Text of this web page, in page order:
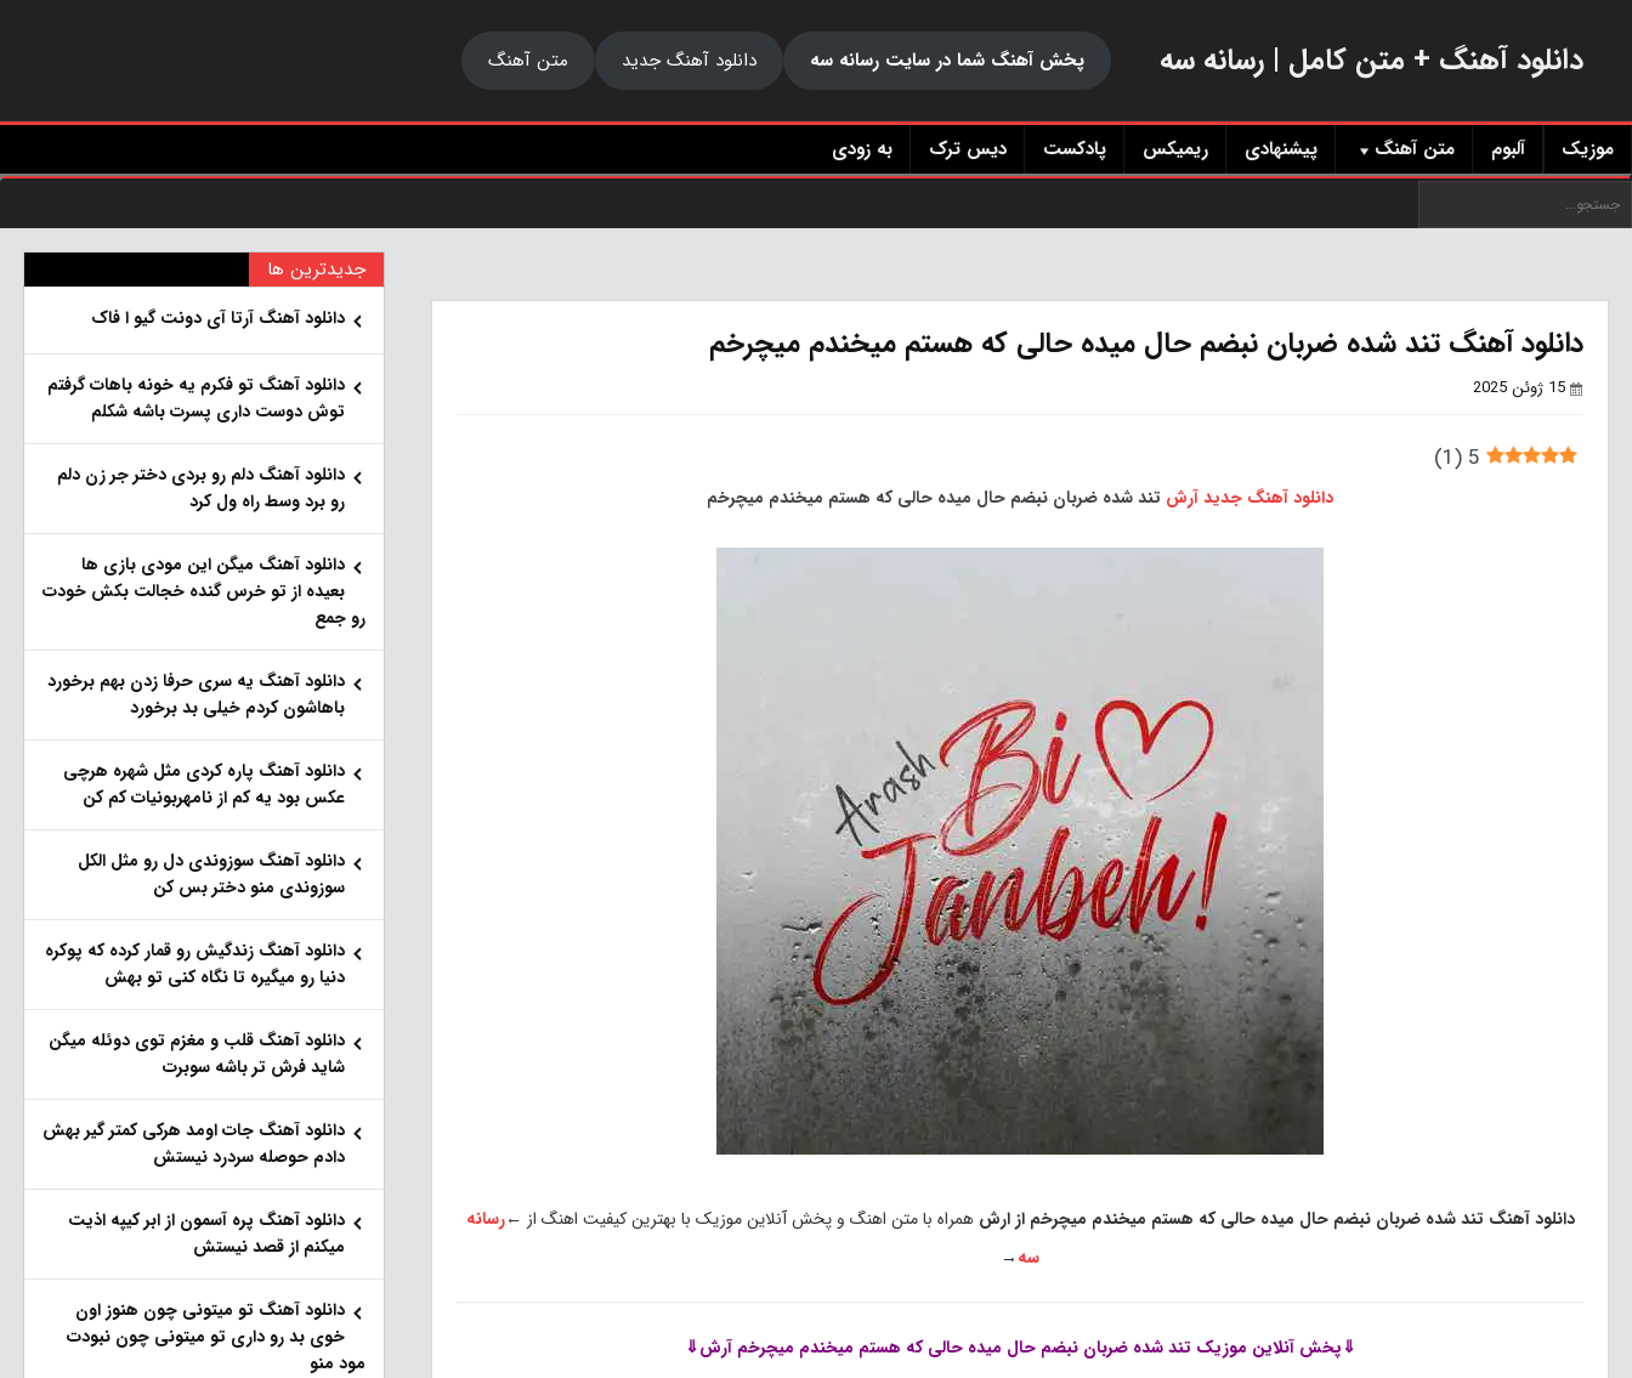
دانلود آهنگ + متن کامل | رسانه سه پخش آهنگ شما در سایت رسانه سه دانلود آهنگ جدید متن آهنگ
موزیک آلبوم متن آهنگ پیشنهادی ریمیکس پادکست دیس ترک به زودی
دانلود آهنگ تند شده ضربان نبضم حال میده حالی که هستم میخندم میچرخم
15 ژوئن 2025
5
(
1
)
دانلود آهنگ جدیدآرش تند شده ضربان نبضم حال میده حالی که هستم میخندم میچرخم
دانلود آهنگ تند شده ضربان نبضم حال میده حالی که هستم میخندم میچرخم از ارشهمراه با متن اهنگ و پخش آنلاین موزیک با بهترین کیفیت اهنگ از ←رسانه
سه→
⇓پخش آنلاین موزیک تند شده ضربان نبضم حال میده حالی که هستم میخندم میچرخم آرش⇓
جدیدترین ها
دانلود آهنگ آرتا آی دونت گیو ا فاک
دانلود آهنگ تو فکرم یه خونه باهات گرفتم
توش دوست داری پسرت باشه شکلم
دانلود آهنگ دلم رو بردی دختر جر زن دلم
رو برد وسط راه ول کرد
دانلود آهنگ میگن این مودی بازی ها
بعیده از تو خرس گنده خجالت بکش خودت
رو جمع
دانلود آهنگ یه سری حرفا زدن بهم برخورد
باهاشون کردم خیلی بد برخورد
دانلود آهنگ پاره کردی مثل شهره هرچی
عکس بود یه کم از نامهربونیات کم کن
دانلود آهنگ سوزوندی دل رو مثل الکل
سوزوندی منو دختر بس کن
دانلود آهنگ زندگیش رو قمار کرده که پوکره
دنیا رو میگیره تا نگاه کنی تو بهش
دانلود آهنگ قلب و مغزم توی دوئله میگن
شاید فرش تر باشه سوبرت
دانلود آهنگ جات اومد هرکی کمتر گیر بهش
دادم حوصله سردرد نیستش
دانلود آهنگ پره آسمون از ابر کیپه اذیت
میکنم از قصد نیستش
دانلود آهنگ تو میتونی چون هنوز اون
خوی بد رو داری تو میتونی چون نبودت
مود منو